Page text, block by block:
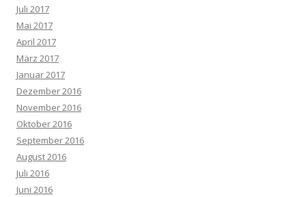
Juli 2017
Mai 2017
April 2017
März 2017
Januar 2017
Dezember 2016
November 2016
Oktober 2016
September 2016
August 2016
Juli 2016
Juni 2016